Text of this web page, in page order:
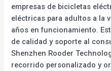
empresas de bicicletas
eléctricas para adultos a la
años en funcionamiento.
de calidad y soporte al
Shenzhen Rooder
recorrido personalizado y